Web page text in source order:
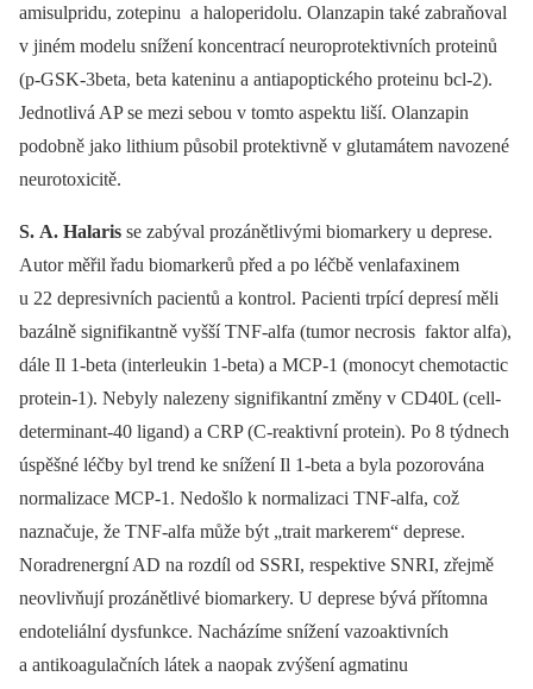
amisulpridu, zotepinu a haloperidolu. Olanzapin také zabraňoval
v jiném modelu snížení koncentrací neuroprotektivních proteinů
(p-GSK-3beta, beta kateninu a antiapoptického proteinu bcl-2).
Jednotlivá AP se mezi sebou v tomto aspektu liší. Olanzapin
podobně jako lithium působil protektivně v glutamátem navozené
neurotoxicitě.
S. A. Halaris se zabýval prozánětlivými biomarkery u deprese.
Autor měřil řadu biomarkerů před a po léčbě venlafaxinem
u 22 depresivních pacientů a kontrol. Pacienti trpící depresí měli
bazálně signifikantně vyšší TNF-alfa (tumor necrosis faktor alfa),
dále Il 1-beta (interleukin 1-beta) a MCP-1 (monocyt chemotactic
protein-1). Nebyly nalezeny signifikantní změny v CD40L (cell-
determinant-40 ligand) a CRP (C-reaktivní protein). Po 8 týdnech
úspěšné léčby byl trend ke snížení Il 1-beta a byla pozorována
normalizace MCP-1. Nedošlo k normalizaci TNF-alfa, což
naznačuje, že TNF-alfa může být „trait markerem“ deprese.
Noradrenergní AD na rozdíl od SSRI, respektive SNRI, zřejmě
neovlivňují prozánětlivé biomarkery. U deprese bývá přítomna
endoteliální dysfunkce. Nacházíme snížení vazoaktivních
a antikoagulačních látek a naopak zvýšení agmatinu